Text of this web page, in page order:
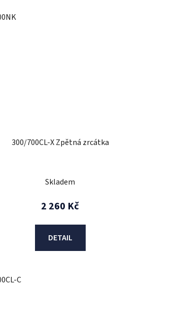
300/700CL-X Zpětná zrcátka
Skladem
2 260 Kč
DETAIL
C